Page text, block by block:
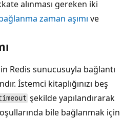
alınması gereken iki
zaman aşımı ve
Redis sunucusuyla bağlantı
İstemci kitaplığınızı beş
şekilde yapılandırarak
bile bağlanmak için